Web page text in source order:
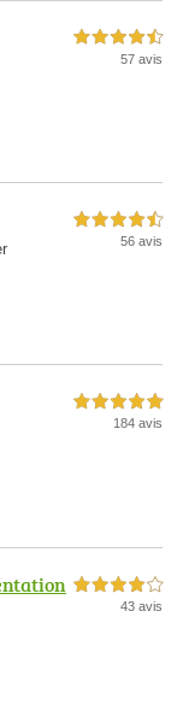
4,5 étoiles sur 5
57 avis
4,5 étoiles sur 5
56 avis
5,0 étoiles sur 5
184 avis
4,0 étoiles sur 5
43 avis